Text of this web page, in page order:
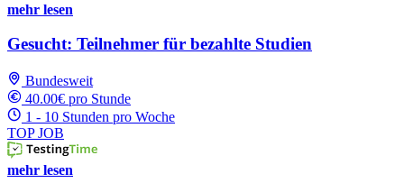
mehr lesen
Gesucht: Teilnehmer für bezahlte Studien
Bundesweit
40.00€ pro Stunde
1 - 10 Stunden pro Woche
TOP JOB
mehr lesen